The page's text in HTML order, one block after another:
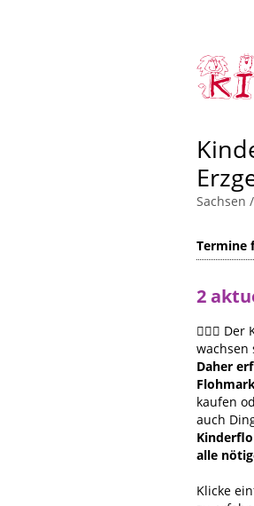
Sachsen /
Termine
2
🙋🏻‍♀️ Der
wachsen
Daher
kaufen
auch
alle
Klicke